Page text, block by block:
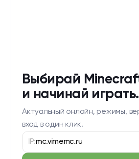
Выбирай
и начинай играть.
Актуальный онлайн, режимы,
вход в один клик.
IP:mc.vimemc.ru